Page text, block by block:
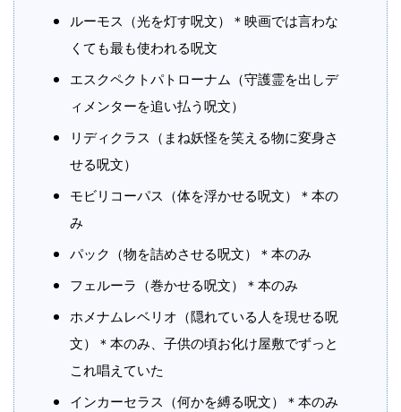
ルーモス（光を灯す呪文）＊映画では言わな
くても最も使われる呪文
エスクペクトパトローナム（守護霊を出しデ
ィメンターを追い払う呪文）
リディクラス（まね妖怪を笑える物に変身さ
せる呪文）
モビリコーパス（体を浮かせる呪文）＊本の
み
パック（物を詰めさせる呪文）＊本のみ
フェルーラ（巻かせる呪文）＊本のみ
ホメナムレベリオ（隠れている人を現せる呪
文）＊本のみ、子供の頃お化け屋敷でずっと
これ唱えていた
インカーセラス（何かを縛る呪文）＊本のみ